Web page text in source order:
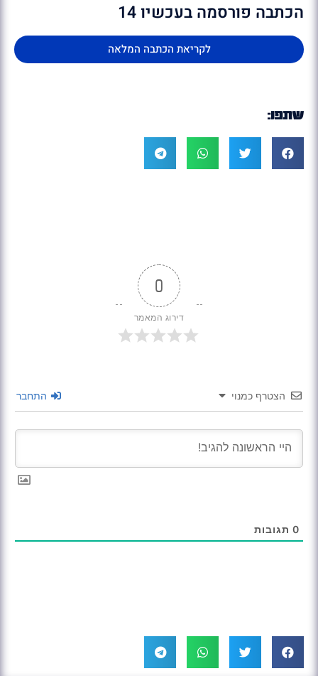
הכתבה פורסמה בעכשיו 14
לקריאת הכתבה המלאה
שתפו:
0
דירוג המאמר
הצטרף כמנוי התחבר
0 תגובות